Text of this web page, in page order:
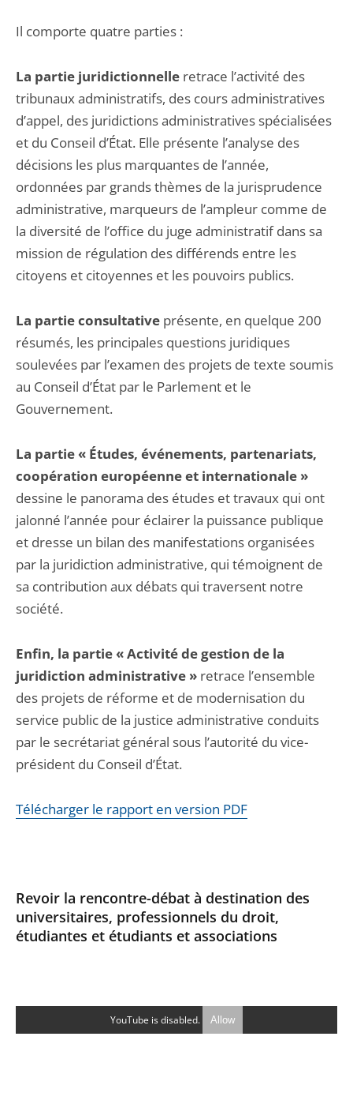
Il comporte quatre parties :
La partie juridictionnelle retrace l’activité des
tribunaux administratifs, des cours administratives
d’appel, des juridictions administratives spécialisées
et du Conseil d’État. Elle présente l’analyse des
décisions les plus marquantes de l’année,
ordonnées par grands thèmes de la jurisprudence
administrative, marqueurs de l’ampleur comme de
la diversité de l’office du juge administratif dans sa
mission de régulation des différends entre les
citoyens et citoyennes et les pouvoirs publics.
La partie consultative présente, en quelque 200
résumés, les principales questions juridiques
soulevées par l’examen des projets de texte soumis
au Conseil d’État par le Parlement et le
Gouvernement.
La partie « Études, événements, partenariats,
coopération européenne et internationale »
dessine le panorama des études et travaux qui ont
jalonné l’année pour éclairer la puissance publique
et dresse un bilan des manifestations organisées
par la juridiction administrative, qui témoignent de
sa contribution aux débats qui traversent notre
société.
Enfin, la partie « Activité de gestion de la
juridiction administrative » retrace l’ensemble
des projets de réforme et de modernisation du
service public de la justice administrative conduits
par le secrétariat général sous l’autorité du vice-
président du Conseil d’État.
Télécharger le rapport en version PDF
Revoir la rencontre-débat à destination des
universitaires, professionnels du droit,
étudiantes et étudiants et associations
YouTube is disabled. Allow